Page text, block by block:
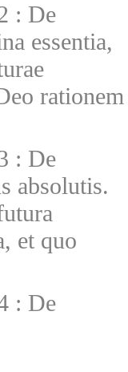
: De
essentia,
rationem
: De
absolutis.
et quo
: De